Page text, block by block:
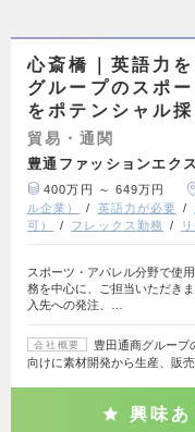
心斎橋｜英語力
グループのスポ
をポテンシャル採
貿易・通関
豊通ファッションエク
400万円 ～ 649万円
ル企業）
英語力が必要
可）
フレックス勤務
スポーツ・アパレル分野で使
務を中心に、ご担当いただき
入先への発注、…
会社概要
豊田通商グループ
向けに素材開発から生産、販
興味あ